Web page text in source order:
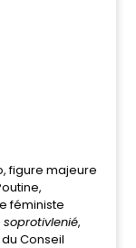
figure majeure
féministe
,
Conseil